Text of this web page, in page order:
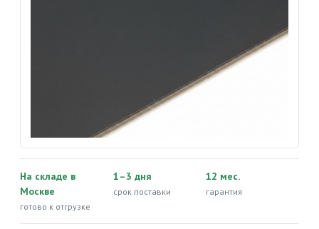
На складе в
Москве
готово к отгрузке
1–3 дня
срок поставки
12 мес.
гарантия